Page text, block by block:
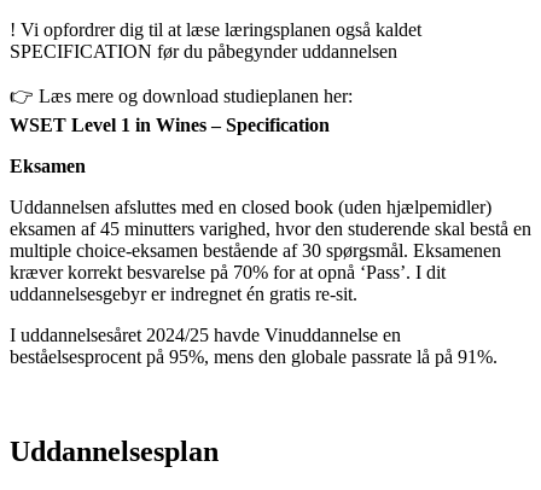
! Vi opfordrer dig til at læse læringsplanen også kaldet
SPECIFICATION før du påbegynder uddannelsen
👉 Læs mere og download studieplanen her:
WSET Level 1 in Wines – Specification
Eksamen
Uddannelsen afsluttes med en closed book (uden hjælpemidler)
eksamen af 45 minutters varighed, hvor den studerende skal bestå en
multiple choice-eksamen bestående af 30 spørgsmål. Eksamenen
kræver korrekt besvarelse på 70% for at opnå ‘Pass’. I dit
uddannelsesgebyr er indregnet én gratis re-sit.
I uddannelsesåret 2024/25 havde Vinuddannelse en
beståelsesprocent på 95%, mens den globale passrate lå på 91%.
Uddannelsesplan